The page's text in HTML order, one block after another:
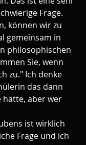
Frage.
können wir zu
gemeinsam in
philosophischen
Sie, wenn
zu." Ich denke
das dann
hätte, aber wer
ist wirklich
Frage und ich